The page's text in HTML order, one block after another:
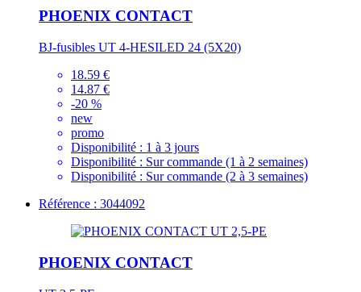
PHOENIX CONTACT
BJ-fusibles UT 4-HESILED 24 (5X20)
18.59 €
14.87 €
-20 %
new
promo
Disponibilité : 1 à 3 jours
Disponibilité : Sur commande (1 à 2 semaines)
Disponibilité : Sur commande (2 à 3 semaines)
Référence : 3044092
PHOENIX CONTACT